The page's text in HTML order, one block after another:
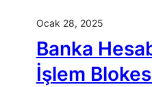
Ocak 28, 2025
Banka
İşlem